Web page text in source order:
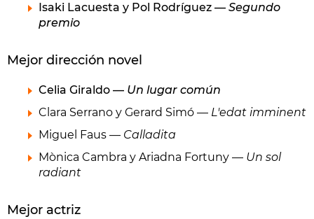
Isaki Lacuesta y Pol Rodríguez — Segundo
premio
Mejor dirección novel
Celia Giraldo — Un lugar común
Clara Serrano y Gerard Simó — L'edat imminent
Miguel Faus — Calladita
Mònica Cambra y Ariadna Fortuny — Un sol
radiant
Mejor actriz